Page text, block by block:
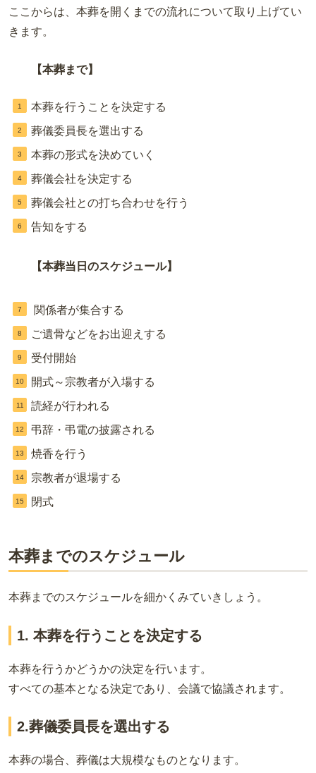
ここからは、本葬を開くまでの流れについて取り上げてい
きます。
【本葬まで】
本葬を行うことを決定する
葬儀委員長を選出する
本葬の形式を決めていく
葬儀会社を決定する
葬儀会社との打ち合わせを行う
告知をする
【本葬当日のスケジュール】
関係者が集合する
ご遺骨などをお出迎えする
受付開始
開式～宗教者が入場する
読経が行われる
弔辞・弔電の披露される
焼香を行う
宗教者が退場する
閉式
本葬までのスケジュール
本葬までのスケジュールを細かくみていきしょう。
1. 本葬を行うことを決定する
本葬を行うかどうかの決定を行います。
すべての基本となる決定であり、会議で協議されます。
2.葬儀委員長を選出する
本葬の場合、葬儀は大規模なものとなります。